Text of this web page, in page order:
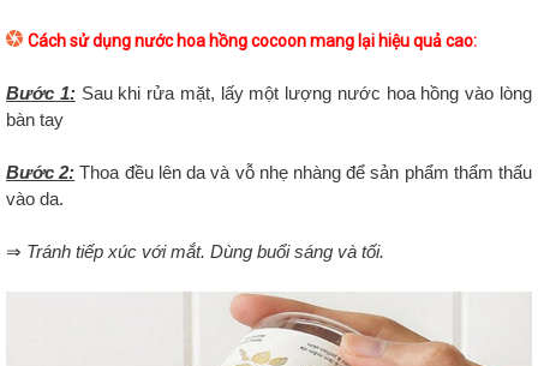
Cách sử dụng nước hoa hồng cocoon mang lại hiệu quả cao:
Bước 1:Sau khi rửa mặt, lấy một lượng nước hoa hồng vào lòng
bàn tay
Bước 2: Thoa đều lên da và vỗ nhẹ nhàng để sản phẩm thẩm thấu
vào da.
⇒ Tránh tiếp xúc với mắt. Dùng buổi sáng và tối.